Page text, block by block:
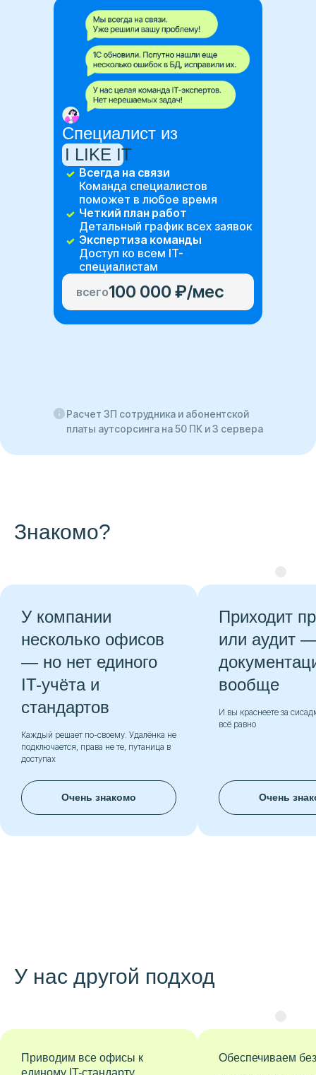
Cпециалист из
I LIKE IT
Всегда на связи
Команда специалистов
поможет в любое время
Четкий план работ
Детальный график всех заявок
Экспертиза команды
Доступ ко всем IT-
специалистам
всего100 000 ₽/мес
Расчет ЗП сотрудника и абонентской
платы аутсорсинга на 50 ПК и 3 сервера
Знакомо?
офисов
единого
по-своему. Удалёнка не
не те, путаница в
знакомо
Приходит проверка
или аудит — а IT-
документации нет
И вы краснеете за сисадмина, которому
Очень знакомо
У нас другой подход
Обеспечиваем безопасность
Не